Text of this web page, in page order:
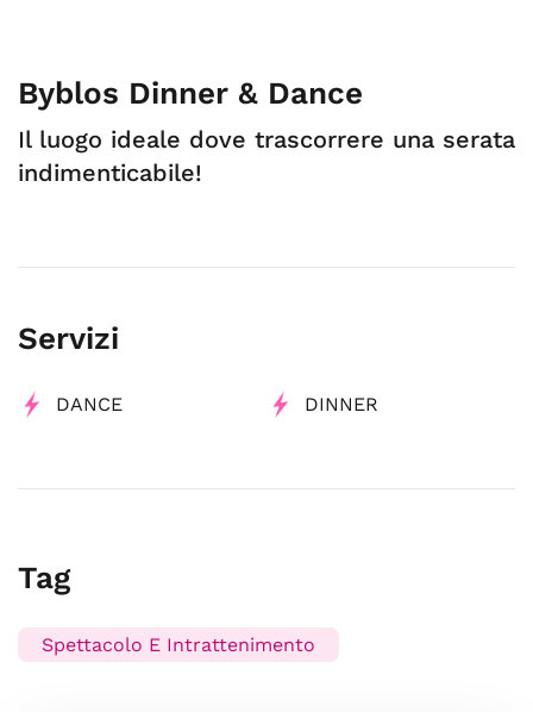
Byblos Dinner & Dance
Il luogo ideale dove trascorrere una serata
indimenticabile!
Servizi
DANCE DINNER
Tag
Spettacolo E Intrattenimento